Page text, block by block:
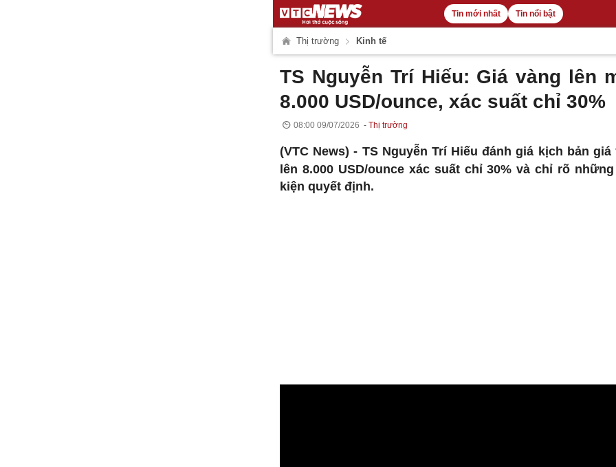
Tin mới nhất Tin nổi bật
Thị trường Kinh tế
TS Nguyễn Trí Hiếu: Giá vàng lên
8.000 USD/ounce, xác suất chỉ 30%
08:00 09/07/2026 Thị trường
(VTC News) - TS Nguyễn Trí Hiếu đánh giá kịch bản giá
lên 8.000 USD/ounce xác suất chỉ 30% và chỉ rõ
kiện quyết định.